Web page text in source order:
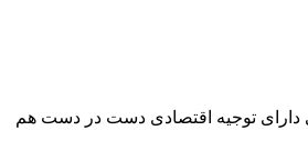
دارای توجیه اقتصادی دست در دست هم